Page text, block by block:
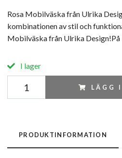
Rosa Mobilväska från Ulrika
kombinationen av stil och
Mobilväska från Ulrika
I lager
LÄGG
PRODUKTINFORMATION